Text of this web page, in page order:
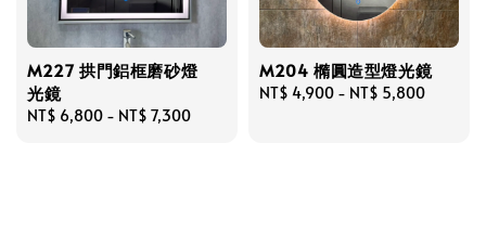
M227 拱門鋁框磨砂燈
光鏡
Regular
NT$ 6,800 - NT$ 7,300
M204 橢圓造型燈光鏡
Regular
NT$ 4,900 - NT$ 5,800